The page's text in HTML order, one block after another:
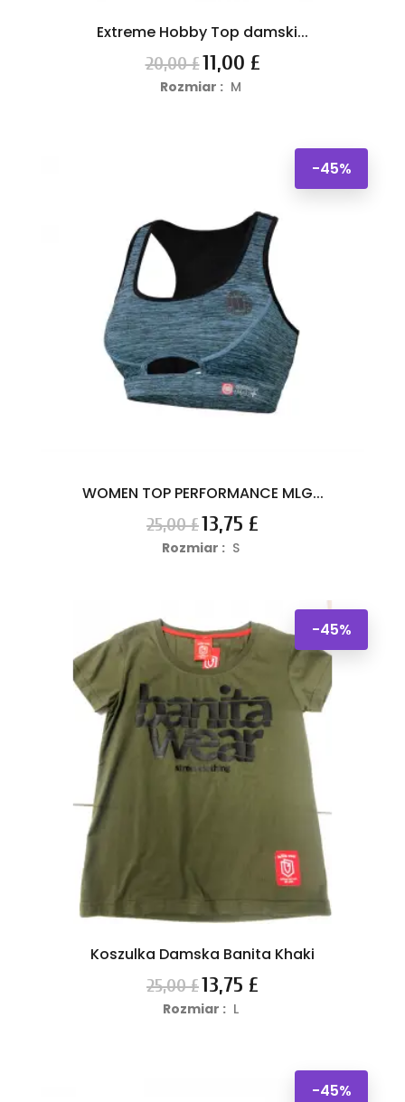
Extreme Hobby Top damski...
Cena
podstawowa
20,00 £Cena
11,00 £
Rozmiar : M
WOMEN TOP PERFORMANCE MLG...
Cena
podstawowa
25,00 £
-45%
Cena
13,75 £
Rozmiar : S
Koszulka Damska Banita Khaki
Cena
podstawowa
25,00 £
-45%
Cena
13,75 £
Rozmiar : L
-45%